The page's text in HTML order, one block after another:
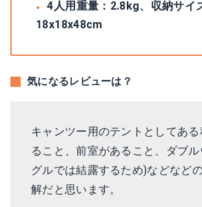
4人用重量：2.8kg、収納サイ
18x18x48cm
気になるレビューは？
キャンツー用のテントとしてあ
ること、前室があること、ダブ
グルでは結露するため)などなど
解だと思います。